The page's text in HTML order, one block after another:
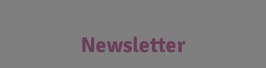
Newsletter